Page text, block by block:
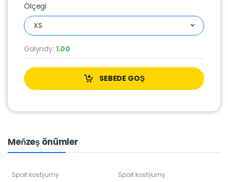
Ölçegi
XS
Galyndy: 1.00
SEBEDE GOŞ
Meňzeş önümler
Sport kostýumy
Sport kostýumy